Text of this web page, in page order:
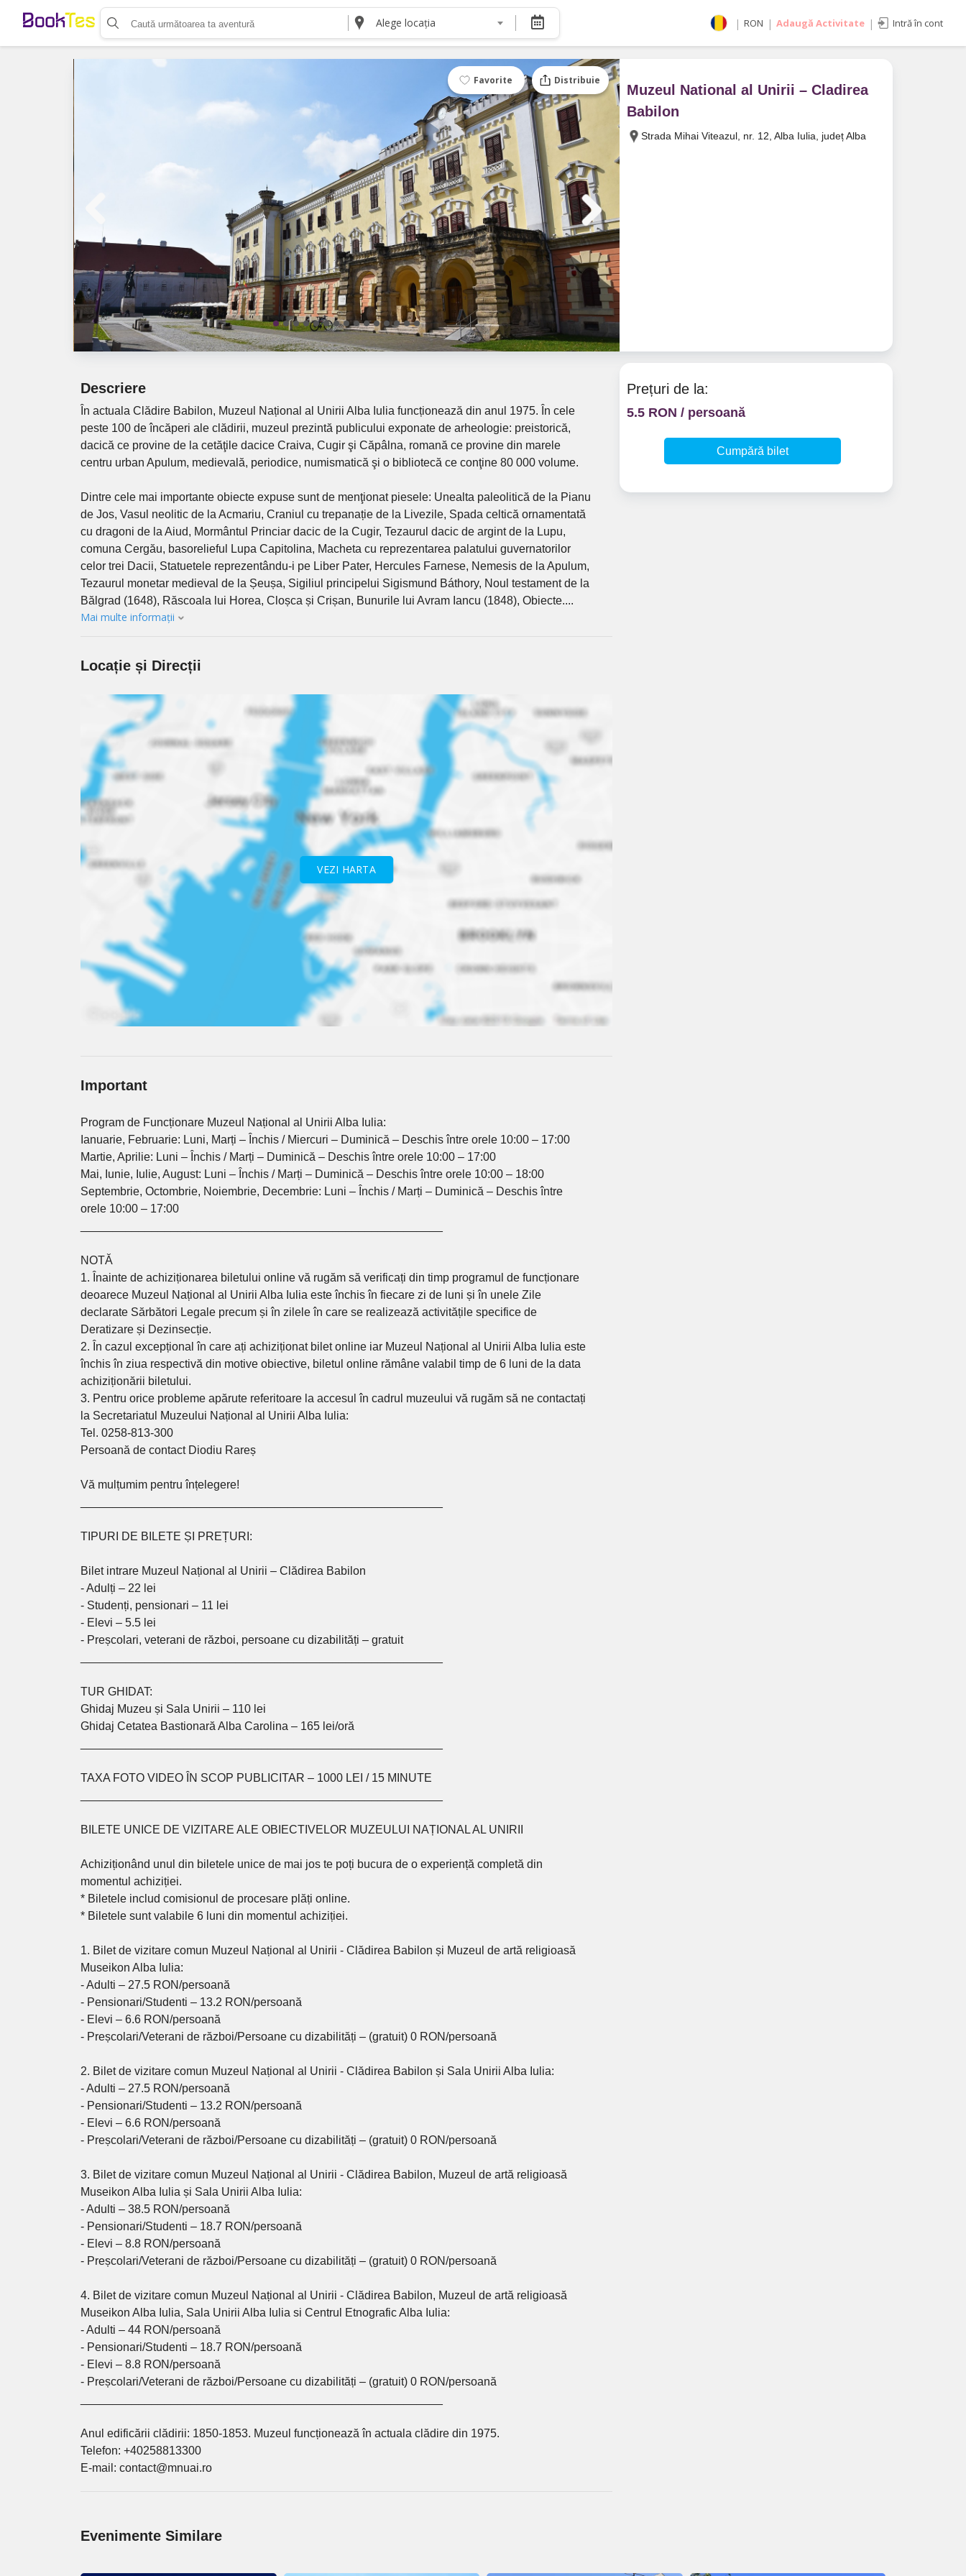
Alege locația | RON | Adaugă Activitate | Intră în cont
Organizează-ți activitatea
Listează-ți activitatea
Vinde bilete cu Booktes.com
DESPRE NOI
Despre noi
Termeni și condiții pentru cumpărătorii de bilete
Termeni și condiții pentru organizatorii de evenimente
Politica de Confidențialitate
Politica cookie și publicitate
EUR
USD
Favorite Distribuie
Muzeul National al Unirii – Cladirea
Babilon
Strada Mihai Viteazul, nr. 12, Alba Iulia, județ Alba
Prețuri de la:
5.5 RON / persoană
Cumpără bilet
Descriere
În actuala Clădire Babilon, Muzeul Național al Unirii Alba Iulia funcționează din anul 1975. În cele
peste 100 de încăperi ale clădirii, muzeul prezintă publicului exponate de arheologie: preistorică,
dacică ce provine de la cetăţile dacice Craiva, Cugir şi Căpâlna, romană ce provine din marele
centru urban Apulum, medievală, periodice, numismatică şi o bibliotecă ce conţine 80 000 volume.
Dintre cele mai importante obiecte expuse sunt de menţionat piesele: Unealta paleolitică de la Pianu
de Jos, Vasul neolitic de la Acmariu, Craniul cu trepanație de la Livezile, Spada celtică ornamentată
cu dragoni de la Aiud, Mormântul Princiar dacic de la Cugir, Tezaurul dacic de argint de la Lupu,
comuna Cergău, basorelieful Lupa Capitolina, Macheta cu reprezentarea palatului guvernatorilor
celor trei Dacii, Statuetele reprezentându-i pe Liber Pater, Hercules Farnese, Nemesis de la Apulum,
Tezaurul monetar medieval de la Șeușa, Sigiliul principelui Sigismund Báthory, Noul testament de la
Bălgrad (1648), Răscoala lui Horea, Cloșca și Crișan, Bunurile lui Avram Iancu (1848), Obiecte....
Mai multe informații
Locație și Direcții
VEZI HARTA
Important
Program de Funcționare Muzeul Național al Unirii Alba Iulia:
Ianuarie, Februarie: Luni, Marți – Închis / Miercuri – Duminică – Deschis între orele 10:00 – 17:00
Martie, Aprilie: Luni – Închis / Marți – Duminică – Deschis între orele 10:00 – 17:00
Mai, Iunie, Iulie, August: Luni – Închis / Marți – Duminică – Deschis între orele 10:00 – 18:00
Septembrie, Octombrie, Noiembrie, Decembrie: Luni – Închis / Marți – Duminică – Deschis între
orele 10:00 – 17:00
NOTĂ
1. Înainte de achiziționarea biletului online vă rugăm să verificați din timp programul de funcționare
deoarece Muzeul Național al Unirii Alba Iulia este închis în fiecare zi de luni și în unele Zile
declarate Sărbători Legale precum și în zilele în care se realizează activitățile specifice de
Deratizare și Dezinsecție.
2. În cazul excepțional în care ați achiziționat bilet online iar Muzeul Național al Unirii Alba Iulia este
închis în ziua respectivă din motive obiective, biletul online rămâne valabil timp de 6 luni de la data
achiziționării biletului.
3. Pentru orice probleme apărute referitoare la accesul în cadrul muzeului vă rugăm să ne contactați
la Secretariatul Muzeului Național al Unirii Alba Iulia:
Tel. 0258-813-300
Persoană de contact Diodiu Rareș
Vă mulțumim pentru înțelegere!
TIPURI DE BILETE ȘI PREȚURI:
Bilet intrare Muzeul Național al Unirii – Clădirea Babilon
- Adulți – 22 lei
- Studenți, pensionari – 11 lei
- Elevi – 5.5 lei
- Preșcolari, veterani de război, persoane cu dizabilități – gratuit
TUR GHIDAT:
Ghidaj Muzeu și Sala Unirii – 110 lei
Ghidaj Cetatea Bastionară Alba Carolina – 165 lei/oră
TAXA FOTO VIDEO ÎN SCOP PUBLICITAR – 1000 LEI / 15 MINUTE
BILETE UNICE DE VIZITARE ALE OBIECTIVELOR MUZEULUI NAȚIONAL AL UNIRII
Achiziționând unul din biletele unice de mai jos te poți bucura de o experiență completă din
momentul achiziției.
* Biletele includ comisionul de procesare plăți online.
* Biletele sunt valabile 6 luni din momentul achiziției.
1. Bilet de vizitare comun Muzeul Național al Unirii - Clădirea Babilon și Muzeul de artă religioasă
Museikon Alba Iulia:
- Adulti – 27.5 RON/persoană
- Pensionari/Studenti – 13.2 RON/persoană
- Elevi – 6.6 RON/persoană
- Preșcolari/Veterani de război/Persoane cu dizabilități – (gratuit) 0 RON/persoană
2. Bilet de vizitare comun Muzeul Național al Unirii - Clădirea Babilon și Sala Unirii Alba Iulia:
- Adulti – 27.5 RON/persoană
- Pensionari/Studenti – 13.2 RON/persoană
- Elevi – 6.6 RON/persoană
- Preșcolari/Veterani de război/Persoane cu dizabilități – (gratuit) 0 RON/persoană
3. Bilet de vizitare comun Muzeul Național al Unirii - Clădirea Babilon, Muzeul de artă religioasă
Museikon Alba Iulia și Sala Unirii Alba Iulia:
- Adulti – 38.5 RON/persoană
- Pensionari/Studenti – 18.7 RON/persoană
- Elevi – 8.8 RON/persoană
- Preșcolari/Veterani de război/Persoane cu dizabilități – (gratuit) 0 RON/persoană
4. Bilet de vizitare comun Muzeul Național al Unirii - Clădirea Babilon, Muzeul de artă religioasă
Museikon Alba Iulia, Sala Unirii Alba Iulia si Centrul Etnografic Alba Iulia:
- Adulti – 44 RON/persoană
- Pensionari/Studenti – 18.7 RON/persoană
- Elevi – 8.8 RON/persoană
- Preșcolari/Veterani de război/Persoane cu dizabilități – (gratuit) 0 RON/persoană
Anul edificării clădirii: 1850-1853. Muzeul funcționează în actuala clădire din 1975.
Telefon: +40258813300
E-mail: contact@mnuai.ro
Evenimente Similare